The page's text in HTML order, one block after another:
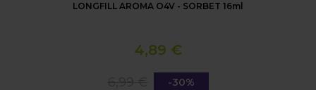
LONGFILL AROMA O4V - SORBET 16ml
4,89 €
-30%